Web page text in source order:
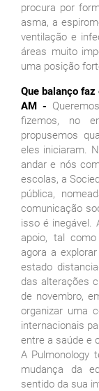
procura por
asma, a
ventilação e
áreas muito
uma posição
Que balanço
AM -
fizemos, no
propusemos
eles iniciaram.
andar e nós
escolas, a
pública,
comunicação
isso é inegável.
apoio, tal
agora a
estado
das alterações
de novembro,
organizar uma
internacionais
entre a saúde e
A Pulmonology
mudança da
sentido da sua